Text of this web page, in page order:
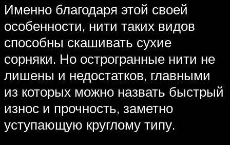
Именно благодаря этой своей
особенности, нити таких видов
способны скашивать сухие
сорняки. Но острогранные нити не
лишены и недостатков, главными
из которых можно назвать быстрый
износ и прочность, заметно
уступающую круглому типу.